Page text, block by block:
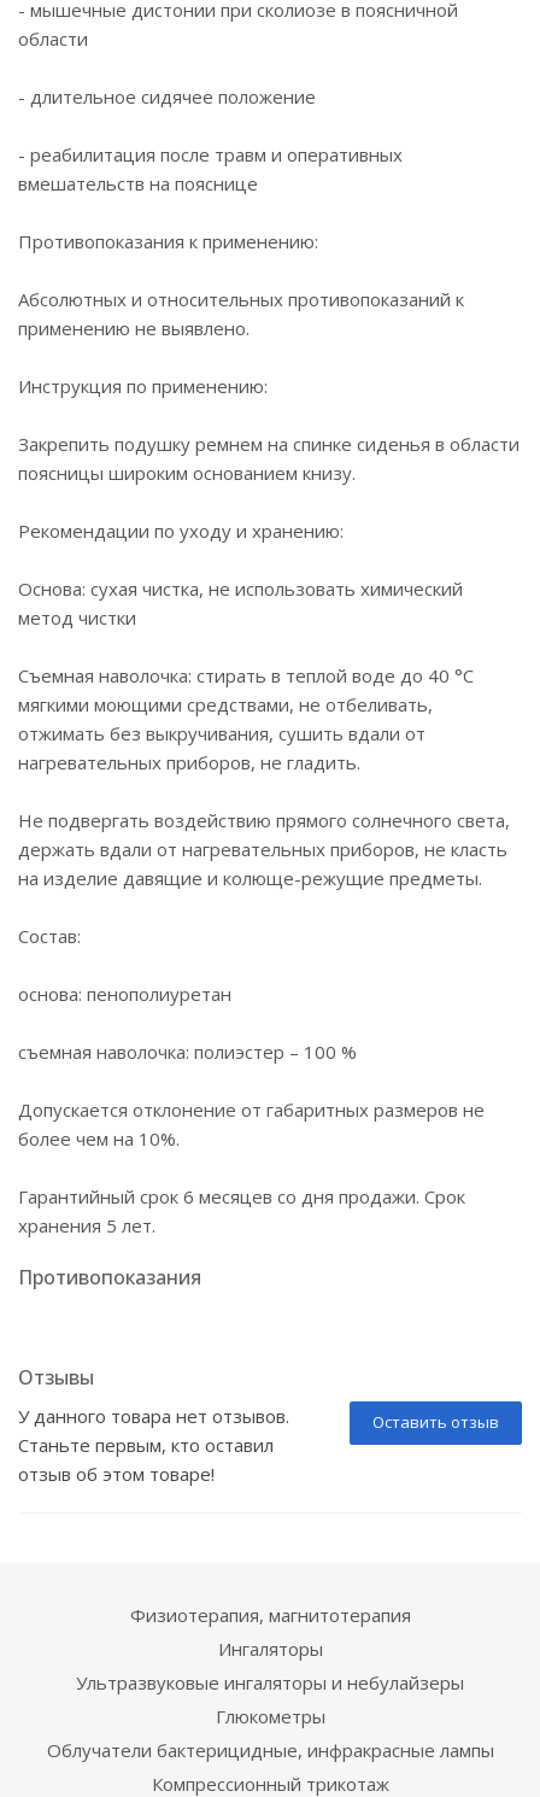
- мышечные дистонии при сколиозе в поясничной
области
- длительное сидячее положение
- реабилитация после травм и оперативных
вмешательств на пояснице
Противопоказания к применению:
Абсолютных и относительных противопоказаний к
применению не выявлено.
Инструкция по применению:
Закрепить подушку ремнем на спинке сиденья в области
поясницы широким основанием книзу.
Рекомендации по уходу и хранению:
Основа: сухая чистка, не использовать химический
метод чистки
Съемная наволочка: стирать в теплой воде до 40 °C
мягкими моющими средствами, не отбеливать,
отжимать без выкручивания, сушить вдали от
нагревательных приборов, не гладить.
Не подвергать воздействию прямого солнечного света,
держать вдали от нагревательных приборов, не класть
на изделие давящие и колюще-режущие предметы.
Состав:
основа: пенополиуретан
съемная наволочка: полиэстер – 100 %
Допускается отклонение от габаритных размеров не
более чем на 10%.
Гарантийный срок 6 месяцев со дня продажи. Срок
хранения 5 лет.
Противопоказания
Отзывы
Оставить отзыв
У данного товара нет отзывов.
Станьте первым, кто оставил
отзыв об этом товаре!
Физиотерапия, магнитотерапия
Ингаляторы
Ультразвуковые ингаляторы и небулайзеры
Глюкометры
Облучатели бактерицидные, инфракрасные лампы
Компрессионный трикотаж